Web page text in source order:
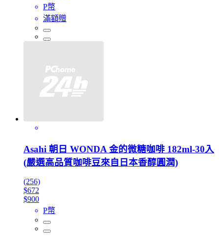
P幣
滿額贈
Asahi 朝日 WONDA 金的微糖咖啡 182ml-30入
(嚴選高品質咖啡豆來自日本香醇圓潤)
(256)
$672
$900
P幣